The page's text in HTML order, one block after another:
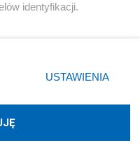
W3media.pl
identyfikacji.
ustawień prywatności
strony
wymagają zgody
się takiemu
USTAWIENIA